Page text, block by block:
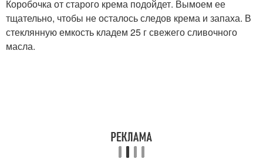
Коробочка от старого крема подойдет. Вымоем ее
тщательно, чтобы не осталось следов крема и запаха. В
стеклянную емкость кладем 25 г свежего сливочного
масла.